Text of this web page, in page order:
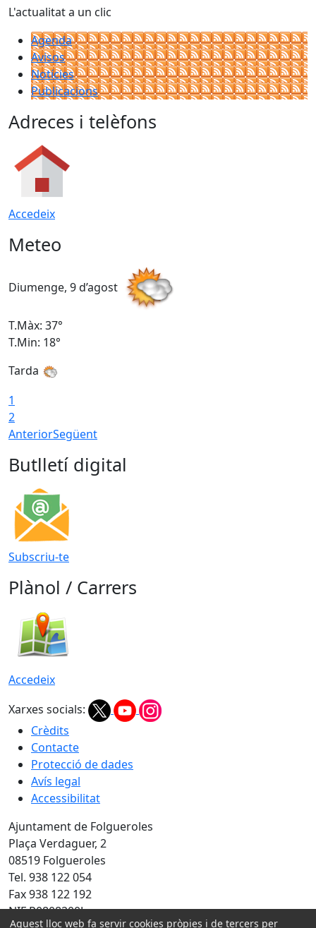
L'actualitat a un clic
Agenda
Avisos
Notícies
Publicacions
Adreces i telèfons
Accedeix
Meteo
Diumenge, 9 d’agost
T.Màx: 37°
T.Min: 18°
Tarda
1
2
AnteriorSegüent
Butlletí digital
Subscriu-te
Plànol / Carrers
Accedeix
Xarxes socials:
Crèdits
Contacte
Protecció de dades
Avís legal
Accessibilitat
Ajuntament de Folgueroles
Plaça Verdaguer, 2
08519 Folgueroles
Tel. 938 122 054
Fax 938 122 192
NIF P0808200J
Aquest lloc web fa servir cookies pròpies i de tercers per